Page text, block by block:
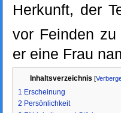
Herkunft, der
vor Feinden zu
er eine Frau
Inhaltsverzeichnis [
1 Erscheinung
2 Persönlichkeit